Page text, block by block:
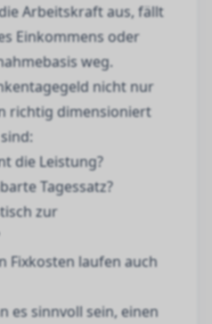
Arbeitskraft aus, fällt
Einkommens oder
weg.
nicht nur
richtig dimensioniert
die Leistung?
Tagessatz?
zur
Fixkosten laufen auch
es sinnvoll sein, einen